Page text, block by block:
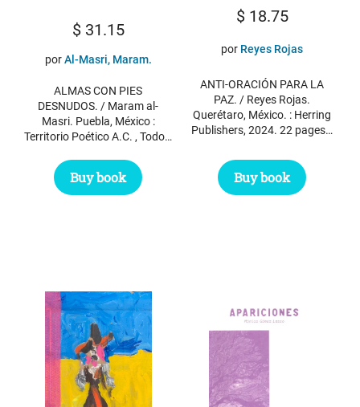
$31.15
porAl-Masri, Maram.
ALMAS CON PIES
DESNUDOS. / Maram al-
Masri. Puebla, México :
Territorio Poético A.C. , Todo…
Buy book
$18.75
por Reyes Rojas
ANTI-ORACIÓN PARA LA
PAZ. / Reyes Rojas.
Querétaro, México. : Herring
Publishers, 2024. 22 pages…
Buy book